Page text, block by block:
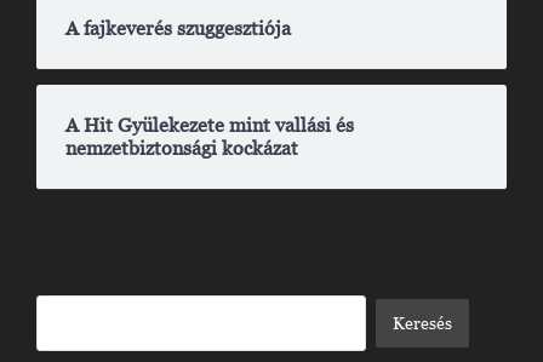
A fajkeverés szuggesztiója
A Hit Gyülekezete mint vallási és
nemzetbiztonsági kockázat